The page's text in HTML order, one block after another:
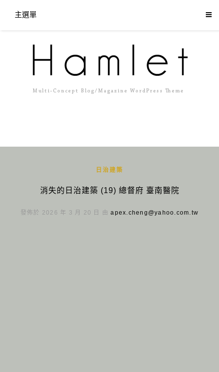
主選單
日治建築
消失的日治建築 (19) 總督府 臺南醫院
發佈於 2026 年 3 月 20 日 由apex.cheng@yahoo.com.tw